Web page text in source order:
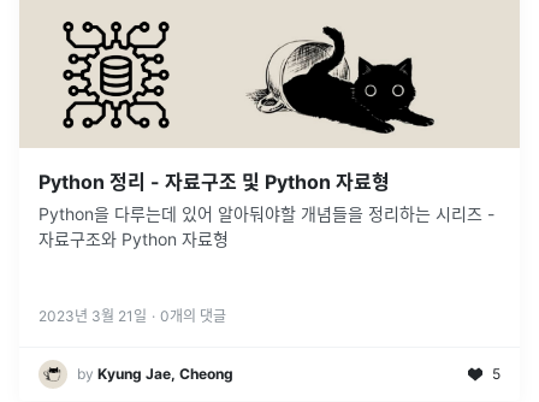
Python 정리 - 자료구조 및 Python 자료형
Python을 다루는데 있어 알아둬야할 개념들을 정리하는 시리즈 -
자료구조와 Python 자료형
2023년 3월 21일 · 0개의 댓글
by Kyung Jae, Cheong 5